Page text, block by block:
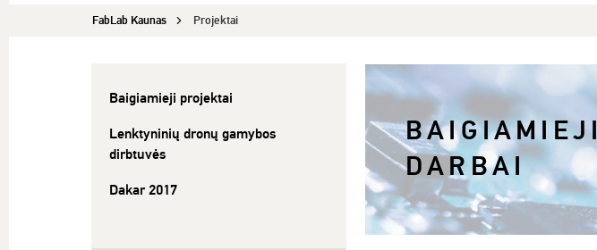
FabLab Kaunas Projektai
Baigiamieji projektai
Lenktyninių dronų gamybos
dirbtuvės
Dakar 2017
BAIGIAMIEJI
DARBAI